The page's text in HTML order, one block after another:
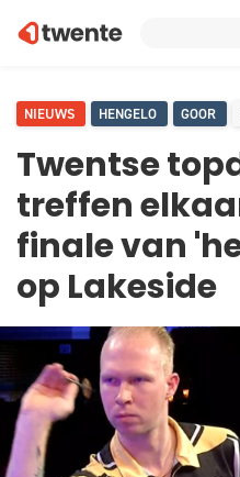
NIEUWS HENGELO GOOR
Twentse
treffen
finale van
op Lakeside